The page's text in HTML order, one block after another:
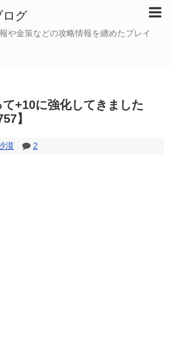
ログ
や金策などの攻略情報を纏めたプレイ
+10に強化してきました
】
漠 2